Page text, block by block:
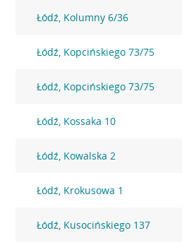
Łódź, Kolumny 6/36
Łódź, Kopcińskiego 73/75
Łódź, Kopcińskiego 73/75
Łódź, Kossaka 10
Łódź, Kowalska 2
Łódź, Krokusowa 1
Łódź, Kusocińskiego 137